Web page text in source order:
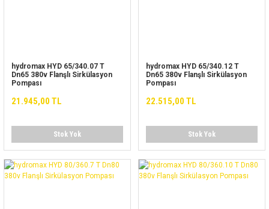
hydromax HYD 65/340.07 T
Dn65 380v Flanşlı Sirkülasyon
Pompası
21.945,00 TL
Stok Yok
hydromax HYD 65/340.12 T
Dn65 380v Flanşlı Sirkülasyon
Pompası
22.515,00 TL
Stok Yok